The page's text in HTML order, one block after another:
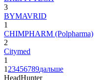
3
BYMAVRID
1
CHIMPHARM (Polpharma)
2
Citymed
1
1 23456789дальше
HeadHunter